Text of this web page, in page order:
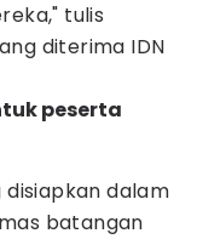
tulis
diterima IDN
peserta
disiapkan dalam
batangan